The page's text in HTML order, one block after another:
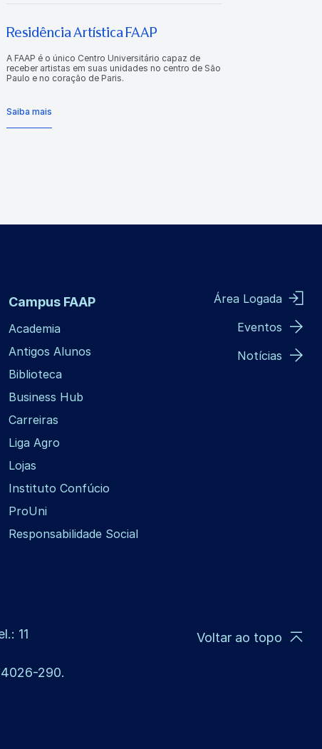
Residência Artística FAAP
A FAAP é o único Centro Universitário capaz de
receber artistas em suas unidades no centro de São
Paulo e no coração de Paris.
Saiba mais
Campus FAAP
Academia
Antigos Alunos
Biblioteca
Business Hub
Carreiras
Liga Agro
Lojas
Instituto Confúcio
ProUni
Responsabilidade Social
Área Logada
Eventos
Notícias
11
290.
Voltar ao topo